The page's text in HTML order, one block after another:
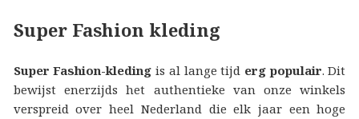
Super Fashion kleding
Super Fashion-kleding is al lange tijd erg populair. Dit
bewijst enerzijds het authentieke van onze winkels
verspreid over heel Nederland die elk jaar een hoge